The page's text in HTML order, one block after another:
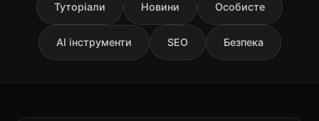
Туторіали Новини Особисте
AI інструменти SEO Безпека